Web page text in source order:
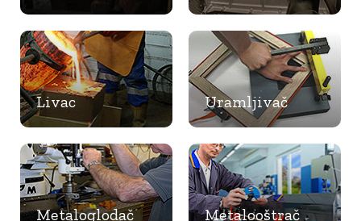
Livac Uramljivač
Metaloglodač Metalooštrač